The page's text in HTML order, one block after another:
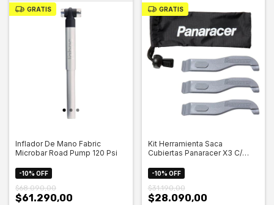
GRATIS
Inflador De Mano Fabric
Microbar Road Pump 120 Psi
-10% OFF
$61.290,00
$68.090,00
GRATIS
Kit Herramienta Saca
Cubiertas Panaracer X3 C/
-10% OFF
$28.090,00
$31.190,00